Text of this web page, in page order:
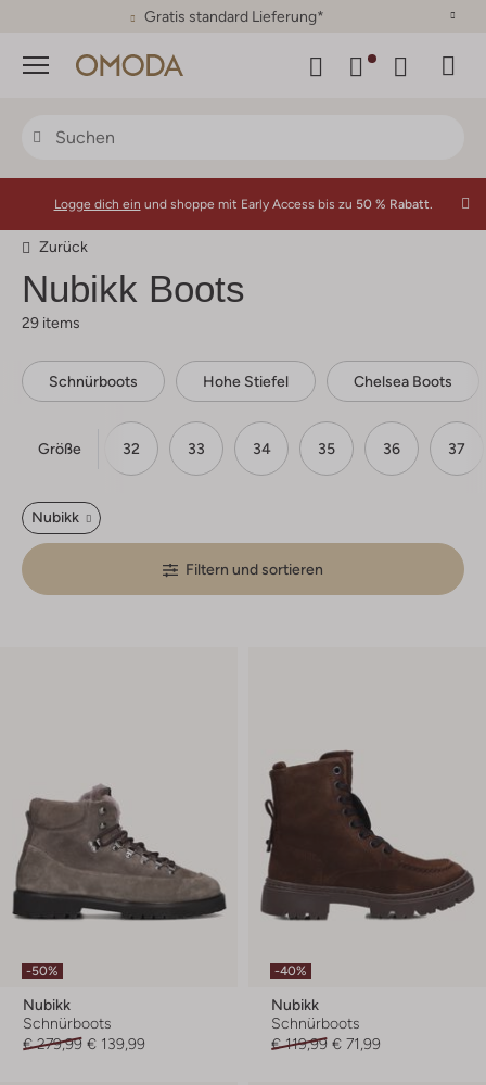
30 Tage Rückgaberecht
Menü
Logge dich ein und shoppe mit Early Access bis zu 50 % Rabatt.
Zurück
Nubikk Boots
29 items
Schnürboots Hohe Stiefel Chelsea Boots
Größe
31 32 33 34 35 36 37
Nubikk
Filtern und sortieren
-50%
Nubikk
Schnürboots
€ 279,99 € 139,99
-40%
Nubikk
Schnürboots
€ 119,99 € 71,99